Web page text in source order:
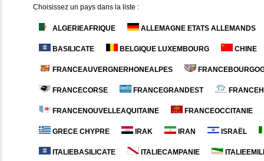
Choisissez un pays dans la liste :
ALGERIEAFRIQUE ALLEMAGNE ETATS ALLEMANDS
BASILICATE BELGIQUE LUXEMBOURG CHINE
FRANCEAUVERGNERHONEALPES
FRANCECORSE FRANCEGRANDEST
FRANCENOUVELLEAQUITAINE FRANCEOCCITANIE
GRECE CHYPRE IRAK IRAN ISRAËL
ITALIEBASILICATE ITALIECAMPANIE